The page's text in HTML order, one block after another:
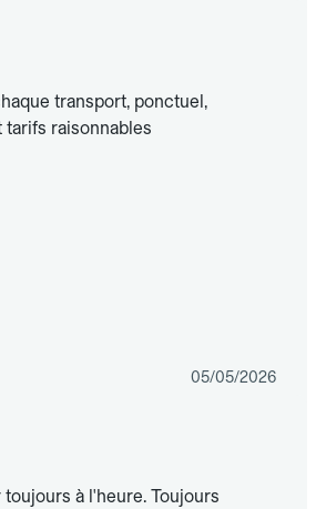
transport, ponctuel,
tarifs raisonnables
05/05/2026
à l'heure. Toujours